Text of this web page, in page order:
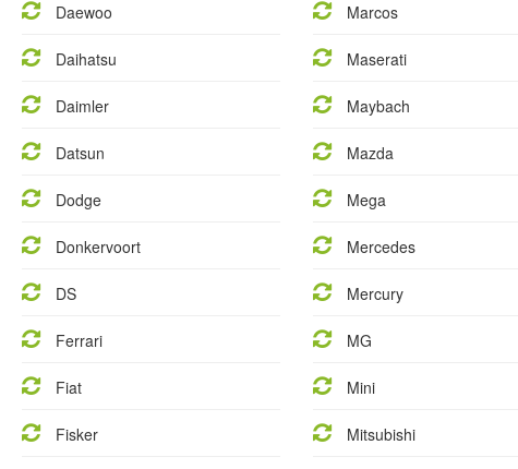
Daewoo
Daihatsu
Daimler
Datsun
Dodge
Donkervoort
DS
Ferrari
Fiat
Fisker
Marcos
Maserati
Maybach
Mazda
Mega
Mercedes
Mercury
MG
Mini
Mitsubishi